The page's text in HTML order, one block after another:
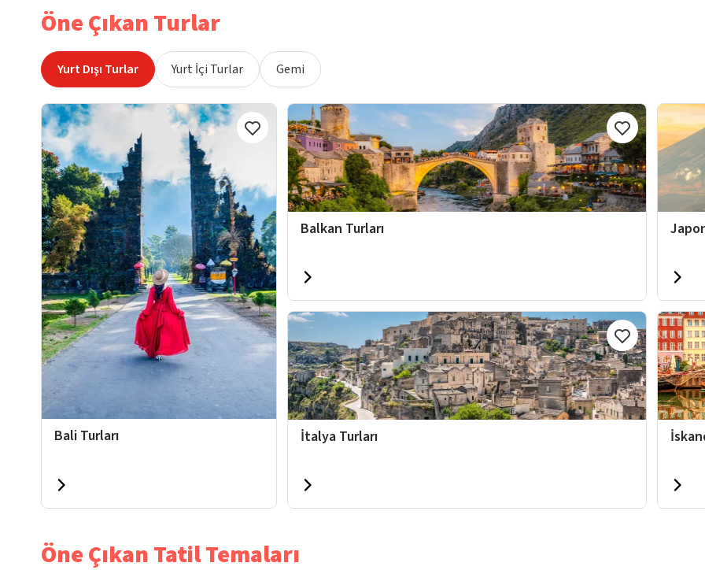
Öne Çıkan Turlar
Yurt Dışı Turlar Yurt İçi Turlar Gemi
Bali Turları
Balkan Turları
İtalya Turları
Öne Çıkan Tatil Temaları